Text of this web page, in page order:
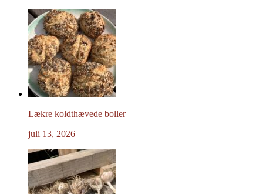
Lækre koldthævede boller
juli 13, 2026